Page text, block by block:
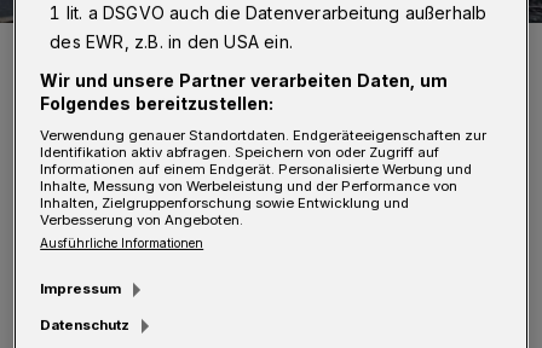
Der Bahnhof in Vohwinkel (Symbolbild).
Foto: Achim Otto
S chiedspersonen spielen eine wichtige
Beilegung von Konflikten. Sie vermitteln in
Delikten wie Hausfriedensbruch, Beleidigung,
1 lit. a DSGVO auch die Datenverarbeitung außerhalb
des EWR, z.B. in den USA ein.
Wir und unsere Partner verarbeiten Daten, um
Folgendes bereitzustellen:
Verwendung genauer Standortdaten. Endgeräteeigenschaften zur
Identifikation aktiv abfragen. Speichern von oder Zugriff auf
Informationen auf einem Endgerät. Personalisierte Werbung und
Inhalte, Messung von Werbeleistung und der Performance von
Inhalten, Zielgruppenforschung sowie Entwicklung und
Verbesserung von Angeboten.
Ausführliche Informationen
Impressum
Datenschutz